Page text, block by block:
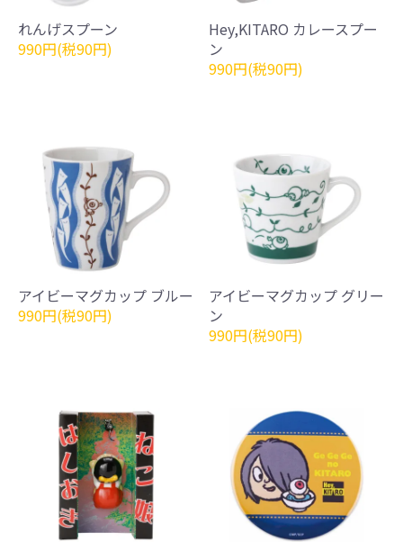
れんげスプーン
990円(税90円)
Hey,KITARO カレースプー
ン
990円(税90円)
アイビーマグカップ ブルー
990円(税90円)
アイビーマグカップ グリー
ン
990円(税90円)